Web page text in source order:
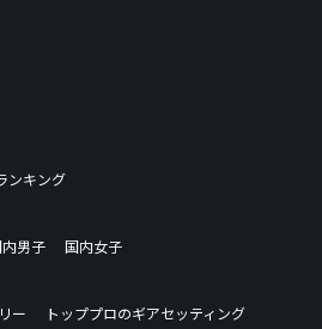
ンキング
男子
国内女子
ー
トッププロのギアセッティング